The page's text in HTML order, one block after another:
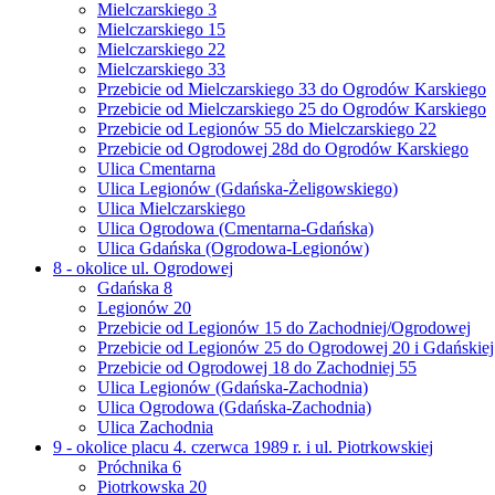
Mielczarskiego 3
Mielczarskiego 15
Mielczarskiego 22
Mielczarskiego 33
Przebicie od Mielczarskiego 33 do Ogrodów Karskiego
Przebicie od Mielczarskiego 25 do Ogrodów Karskiego
Przebicie od Legionów 55 do Mielczarskiego 22
Przebicie od Ogrodowej 28d do Ogrodów Karskiego
Ulica Cmentarna
Ulica Legionów (Gdańska-Żeligowskiego)
Ulica Mielczarskiego
Ulica Ogrodowa (Cmentarna-Gdańska)
Ulica Gdańska (Ogrodowa-Legionów)
8 - okolice ul. Ogrodowej
Gdańska 8
Legionów 20
Przebicie od Legionów 15 do Zachodniej/Ogrodowej
Przebicie od Legionów 25 do Ogrodowej 20 i
Przebicie od Ogrodowej 18 do Zachodniej 55
Ulica Legionów (Gdańska-Zachodnia)
Ulica Ogrodowa (Gdańska-Zachodnia)
Ulica Zachodnia
9 - okolice placu 4. czerwca 1989 r. i ul. Piotrkowskiej
Próchnika 6
Piotrkowska 20